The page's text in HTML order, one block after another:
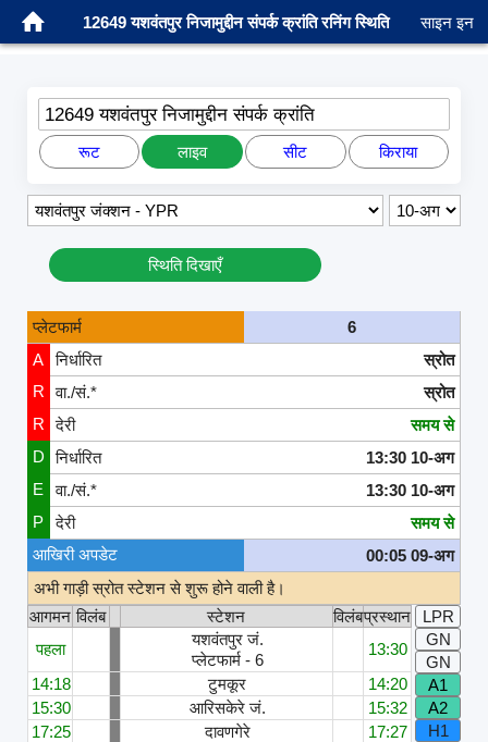
12649 यशवंतपुर निजामुद्दीन संपर्क क्रांति रनिंग स्थिति साइन इन
12649 यशवंतपुर निजामुद्दीन संपर्क क्रांति
रूट लाइव सीट किराया
स्थिति दिखाएँ
प्लेटफार्म
6
A
निर्धारित
स्रोत
R
वा./सं.*
स्रोत
R
देरी
समय से
D
निर्धारित
13:30 10-अग
E
वा./सं.*
13:30 10-अग
P
देरी
समय से
आखिरी अपडेट
00:05 09-अग
अभी गाड़ी स्रोत स्टेशन से शुरू होने वाली है।
आगमन विलंब स्टेशन विलंबप्रस्थान
पहला
यशवंतपुर जं.
प्लेटफार्म - 6
13:30
14:18
टुमकूर
14:20
15:30
आरिसकेरे जं.
15:32
17:25
दावणगेरे
17:27
LPR
GN
GN
A1
A2
H1